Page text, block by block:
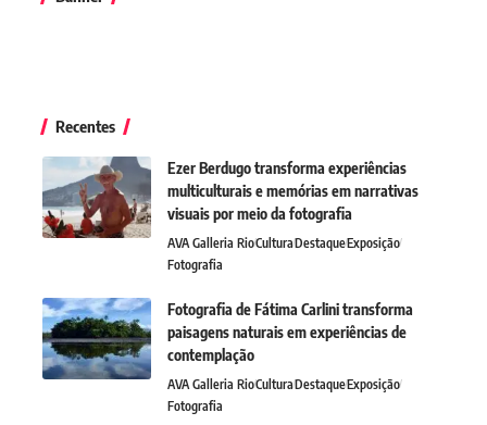
Recentes
Ezer Berdugo transforma experiências
multiculturais e memórias em narrativas
visuais por meio da fotografia
AVA Galleria RioCulturaDestaqueExposição
Fotografia
Fotografia de Fátima Carlini transforma
paisagens naturais em experiências de
contemplação
AVA Galleria RioCulturaDestaqueExposição
Fotografia